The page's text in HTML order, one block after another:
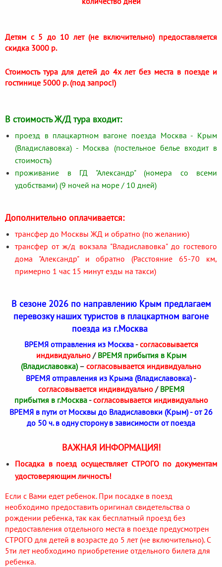
Детям с 5 до 10 лет (не включительно) предоставляется
скидка 3000 р.
Стоимость тура для детей до 4х лет без места в поезде и
гостинице 5000 р. (под запрос!)
В стоимость Ж/Д тура входит:
проезд в плацкартном вагоне поезда Москва - Крым
(Владиславовка) - Москва (постельное белье входит в
стоимость)
проживание в ГД "Александр" (номера со всеми
удобствами) (9 ночей на море / 10 дней)
Дополнительно оплачивается:
трансфер до Москвы ЖД и обратно (по желанию)
трансфер от ж/д вокзала "Владиславовка" до гостевого
дома "Александр" и обратно (Расстояние 65-70 км,
примерно 1 час 15 минут езды на такси)
В сезоне 2026 по направлению Крым предлагаем
перевозку наших туристов в плацкартном вагоне
поезда из г.Москва
ВРЕМЯ отправления из Москва-согласовывается
индивидуально/ ВРЕМЯ прибытия в Крым
(Владиславовка)– согласовывается индивидуально
ВРЕМЯ отправления из Крыма (Владиславовка)-
согласовывается индивидуально/ ВРЕМЯ
прибытия в г.Москва-согласовывается индивидуально
ВРЕМЯ в пути от Москвы до Владиславовки (Крым) - от 26
до 50 ч. в одну сторону в зависимости от поезда
ВАЖНАЯ ИНФОРМАЦИЯ!
Посадка в поезд осуществляет СТРОГО по документам
удостоверяющим личность!
Если с Вами едет ребенок. При посадке в поезд
необходимо предоставить оригинал свидетельства о
рождении ребенка, так как бесплатный проезд без
предоставления отдельного места в поезде предусмотрен
СТРОГО для детей в возрасте до 5 лет (не включительно). С
5ти лет необходимо приобретение отдельного билета для
ребенка.